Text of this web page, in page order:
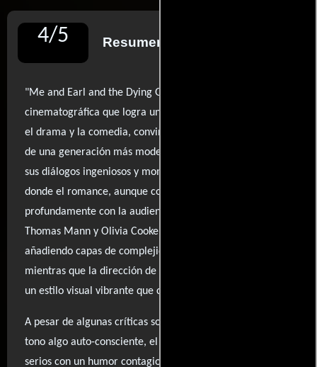
4/5 Resumen de reseñas
"Me and Earl and the Dying Girl" es una obra
cinematográfica que logra un equilibrio fascinante entre
el drama y la comedia, convirtiéndose en el 'Love Story'
de una generación más moderna. La película destaca por
sus diálogos ingeniosos y momentos conmovedores,
donde el romance, aunque condenado, resuena
profundamente con la audiencia. Las interpretaciones de
Thomas Mann y Olivia Cooke son sobresalientes,
añadiendo capas de complejidad a sus personajes,
mientras que la dirección de Alfonso Gomez-Rejon ofrece
un estilo visual vibrante que complementa la narrativa.
A pesar de algunas críticas sobre el uso de clichés y su
tono algo auto-consciente, el filme logra tocar temas
serios con un humor contagioso, manteniendo la empatía